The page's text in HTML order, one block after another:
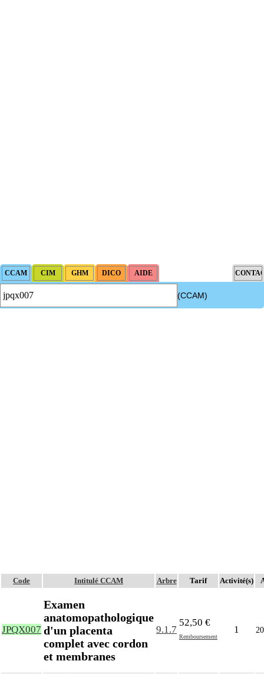
(CCAM)
Code Intitulé CCAM Arbre Tarif Activité(s)
JPQX007
Examen
anatomopathologique
d'un placenta
complet avec cordon
et membranes
9.1.7
52,50 €
Remboursement
1